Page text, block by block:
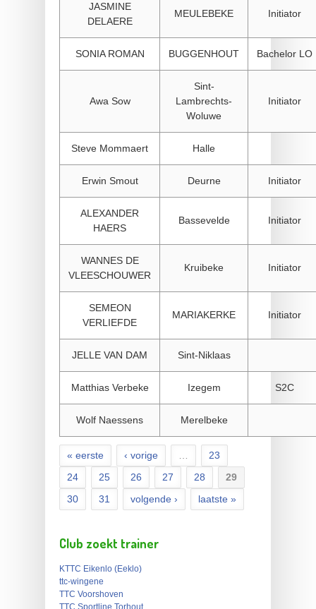
JASMINE
DELAERE
MEULEBEKE Initiator
SONIA ROMAN BUGGENHOUT Bachelor LO
Awa Sow
Sint-
Lambrechts-
Woluwe
Initiator
Steve Mommaert Halle
Erwin Smout Deurne Initiator
ALEXANDER
HAERS
Bassevelde Initiator
WANNES DE
VLEESCHOUWER
Kruibeke Initiator
SEMEON
VERLIEFDE
MARIAKERKE Initiator
JELLE VAN DAM Sint-Niklaas
Matthias Verbeke Izegem S2C
Wolf Naessens Merelbeke
Pagina's
« eerste ‹ vorige
23
24
25 26 27 28
29
30
31 volgende › laatste »
Club zoekt trainer
KTTC Eikenlo (Eeklo)
ttc-wingene
TTC Voorshoven
TTC Sportline Torhout